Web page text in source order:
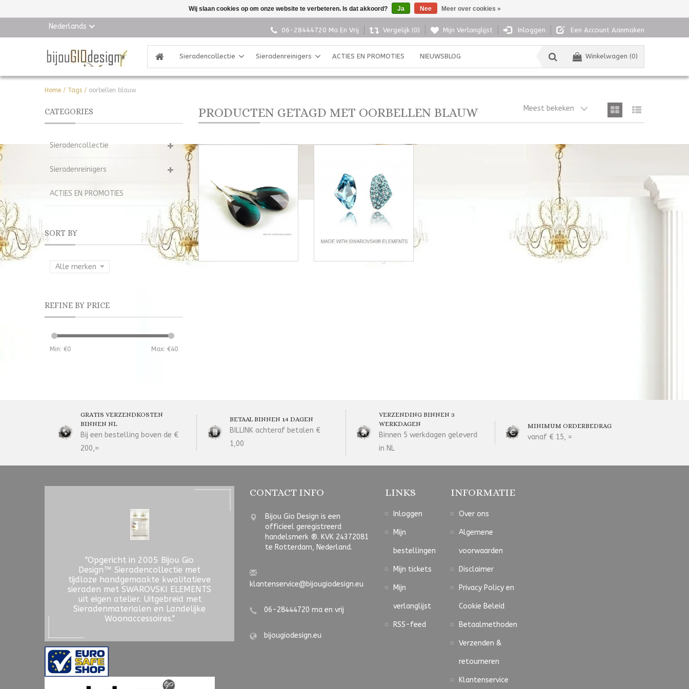
Nederlands 06-28444720 Ma En Vrij Vergelijk (0) Mijn Verlanglijst Inloggen Een Account Aanmaken
Winkelwagen (0)
Sieradencollectie Sieradenreinigers ACTIES EN PROMOTIES NIEUWSBLOG
Home / Tags / oorbellen blauw
CATEGORIES
Sieradencollectie
Sieradenreinigers
ACTIES EN PROMOTIES
SORT BY
Alle merken
REFINE BY PRICE
Min: €0 Max: €40
PRODUCTEN GETAGD MET OORBELLEN BLAUW Meest bekeken
GRATIS VERZENDKOSTEN
BINNEN NL
Bij een bestelling boven de €
200,=
BETAAL BINNEN 14 DAGEN
BILLINK achteraf betalen €
1,00
VERZENDING BINNEN 3
WERKDAGEN
Binnen 5 werkdagen geleverd
in NL
MINIMUM ORDERBEDRAG
vanaf € 15, =
"Opgericht in 2005 Bijou Gio
Design™ Sieradencollectie met
tijdloze handgemaakte kwalitatieve
sieraden met SWAROVSKI ELEMENTS
uit eigen atelier. Uitgebreid met
Sieradenmaterialen en Landelijke
Woonaccessoires."
CONTACT INFO
Bijou Gio Design is een
officieel geregistreerd
handelsmerk ®. KVK 24372081
te Rotterdam, Nederland.
klantenservice@bijougiodesign.eu
06-28444720 ma en vrij
bijougiodesign.eu
LINKS
Inloggen
Mijn
bestellingen
Mijn tickets
Mijn
verlanglijst
RSS-feed
INFORMATIE
Over ons
Algemene
voorwaarden
Disclaimer
Privacy Policy en
Cookie Beleid
Betaalmethoden
Verzenden &
retourneren
Klantenservice
Wij slaan cookies op om onze website te verbeteren. Is dat akkoord? Ja Nee Meer over cookies »